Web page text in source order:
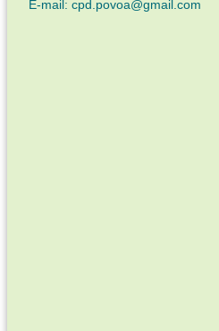
E-mail: cpd.povoa@gmail.com